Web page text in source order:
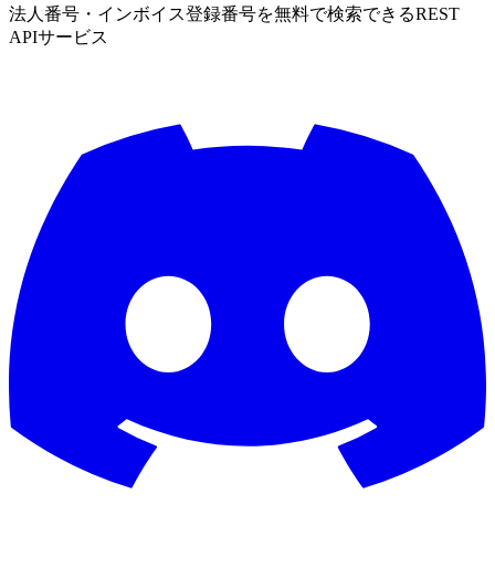
法人番号・インボイス登録番号を無料で検索できるREST
APIサービス